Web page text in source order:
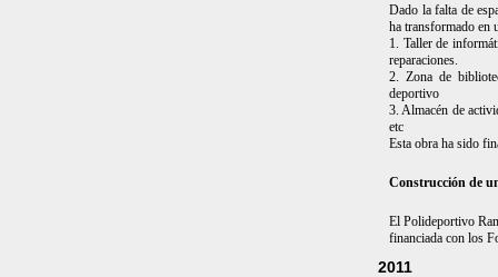
Dado la falta de
ha transformado en
1. Taller de
reparaciones.
2. Zona de
deportivo
3. Almacén de
etc
Esta obra ha sido
Construcción de
El Polideportivo
financiada con los
2011